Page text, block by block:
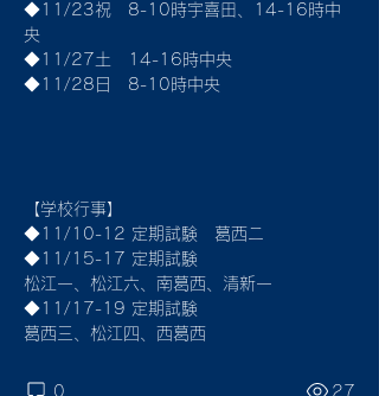
◆11/23祝　8-10時宇喜田、14-16時中
央
◆11/27土　14-16時中央
◆11/28日　8-10時中央
【学校行事】
◆11/10-12 定期試験　葛西ニ
◆11/15-17 定期試験
松江一、松江六、南葛西、清新一
◆11/17-19 定期試験
葛西三、松江四、西葛西
0 27